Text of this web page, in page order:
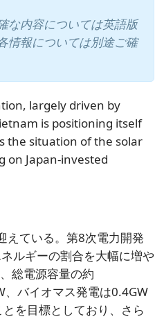
な内容については英語版
情報については別途ご確
largely driven by
is positioning itself
the situation of the solar
Japan-invested
えている。第8次電力開発
ルギーの割合を大幅に増や
総電源容量の約
、バイオマス発電は0.4GW
を目標としており、さら